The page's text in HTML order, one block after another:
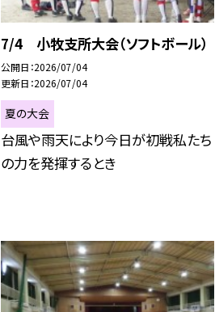
7/4 小牧支所大会（ソフトボール）
公開日 2026/07/04
更新日 2026/07/04
夏の大会
台風や雨天により今日が初戦私たち
の力を発揮するとき